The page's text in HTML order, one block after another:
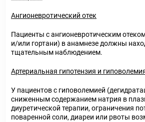
Ангионевротический отек
Пациенты с ангионевротическим
и/или гортани) в анамнезе должны
тщательным наблюдением.
Артериальная гипотензия и
У пациентов с гиповолемией
сниженным содержанием натрия в
диуретической терапии, ограничения
поваренной соли, диареи или рвоты